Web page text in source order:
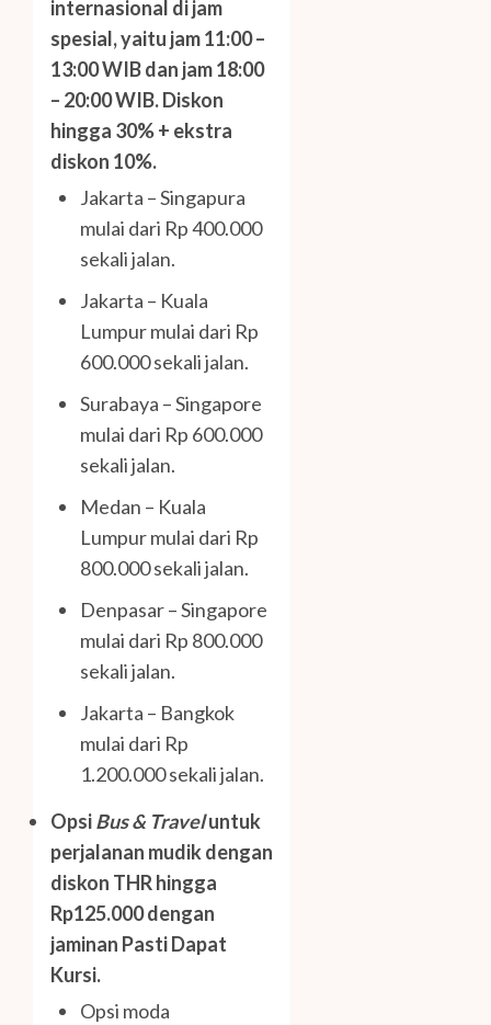
internasional di jam
spesial, yaitu jam 11:00 –
13:00 WIB dan jam 18:00
– 20:00 WIB. Diskon
hingga 30% + ekstra
diskon 10%.
Jakarta – Singapura
mulai dari Rp 400.000
sekali jalan.
Jakarta – Kuala
Lumpur mulai dari Rp
600.000 sekali jalan.
Surabaya – Singapore
mulai dari Rp 600.000
sekali jalan.
Medan – Kuala
Lumpur mulai dari Rp
800.000 sekali jalan.
Denpasar – Singapore
mulai dari Rp 800.000
sekali jalan.
Jakarta – Bangkok
mulai dari Rp
1.200.000 sekali jalan.
OpsiBus & Traveluntuk
perjalanan mudik dengan
diskon THR hingga
Rp125.000 dengan
jaminan Pasti Dapat
Kursi.
Opsi moda